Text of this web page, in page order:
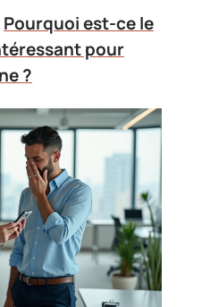
Pourquoi est-ce le
pour
?